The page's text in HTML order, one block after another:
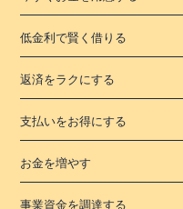
低金利で賢く借りる
返済をラクにする
支払いをお得にする
お金を増やす
事業資金を調達する